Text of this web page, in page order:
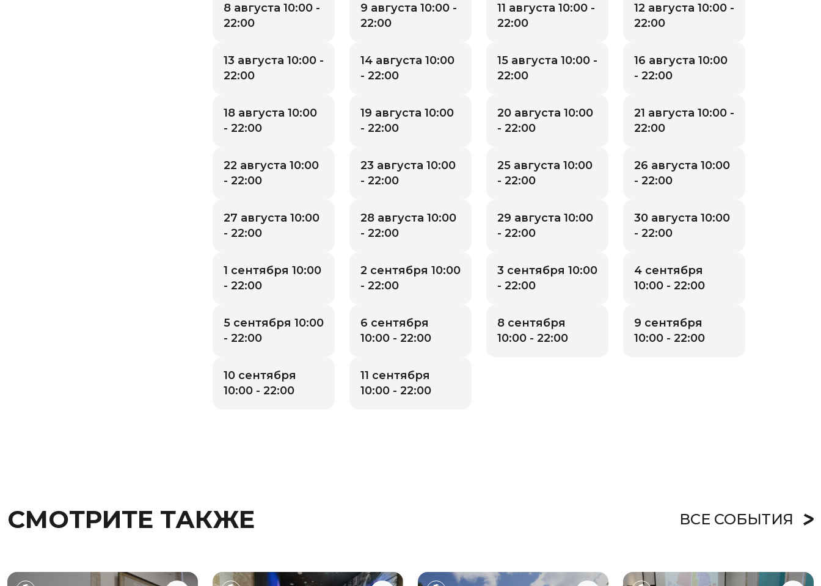
8 августа 10:00 -
22:00
9 августа 10:00 -
22:00
11 августа 10:00 -
22:00
12 августа 10:00 -
22:00
13 августа 10:00 -
22:00
14 августа 10:00
- 22:00
15 августа 10:00 -
22:00
16 августа 10:00
- 22:00
18 августа 10:00
- 22:00
19 августа 10:00
- 22:00
20 августа 10:00
- 22:00
21 августа 10:00 -
22:00
22 августа 10:00
- 22:00
23 августа 10:00
- 22:00
25 августа 10:00
- 22:00
26 августа 10:00
- 22:00
27 августа 10:00
- 22:00
28 августа 10:00
- 22:00
29 августа 10:00
- 22:00
30 августа 10:00
- 22:00
1 сентября 10:00
- 22:00
2 сентября 10:00
- 22:00
3 сентября 10:00
- 22:00
4 сентября
10:00 - 22:00
5 сентября 10:00
- 22:00
6 сентября
10:00 - 22:00
8 сентября
10:00 - 22:00
9 сентября
10:00 - 22:00
10 сентября
10:00 - 22:00
11 сентября
10:00 - 22:00
СМОТРИТЕ ТАКЖЕ ВСЕ СОБЫТИЯ